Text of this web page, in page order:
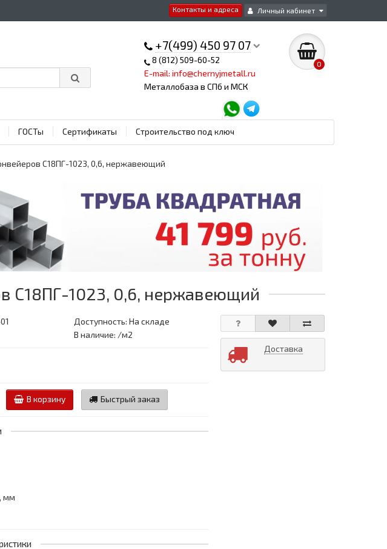
Контакты и адреса Личный кабинет
+7(499) 450 97 07
8 (812) 509-60-52
E-mail: info@chernyjmetall.ru
Металлобаза в СПб и МСК
0
ГОСТы Сертификаты Строительство под ключ
С18ПГ-1023, 0,6, нержавеющий
С18ПГ-1023, 0,6, нержавеющий
Доступность: На складе
В наличие: /м2
В корзину Быстрый заказ
мм
Доставка